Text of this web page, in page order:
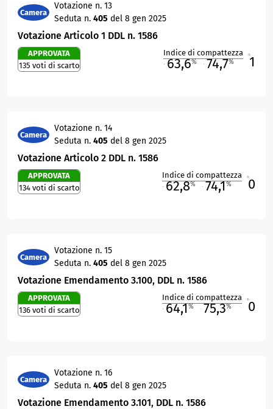
Camera
Votazione n. 13
Seduta n. 405 del 8 gen 2025
Votazione Articolo 1 DDL n. 1586
APPROVATA
135 voti di scarto
Indice di compattezza
63,6% 74,7% 1
Camera
Votazione n. 14
Seduta n. 405 del 8 gen 2025
Votazione Articolo 2 DDL n. 1586
APPROVATA
134 voti di scarto
Indice di compattezza
62,8% 74,1% 0
Camera
Votazione n. 15
Seduta n. 405 del 8 gen 2025
Votazione Emendamento 3.100, DDL n. 1586
APPROVATA
136 voti di scarto
Indice di compattezza
64,1% 75,3% 0
Camera
Votazione n. 16
Seduta n. 405 del 8 gen 2025
Votazione Emendamento 3.101, DDL n. 1586